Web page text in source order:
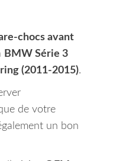
chocs avant
BMW Série 3
(2011-2015).
de votre
un bon